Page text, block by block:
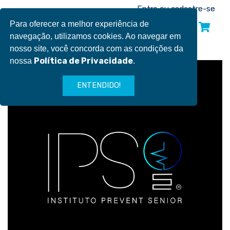
Para oferecer a melhor experiência de
navegação, utilizamos cookies. Ao navegar em
nosso site, você concorda com as condições da
nossa Política de Privacidade.
ENTENDIDO!
conteúdo
Entre ou cadastre-se
INSCREVA-SE